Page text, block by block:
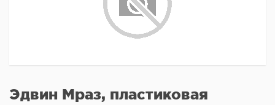
Эдвин Мраз, пластиковая